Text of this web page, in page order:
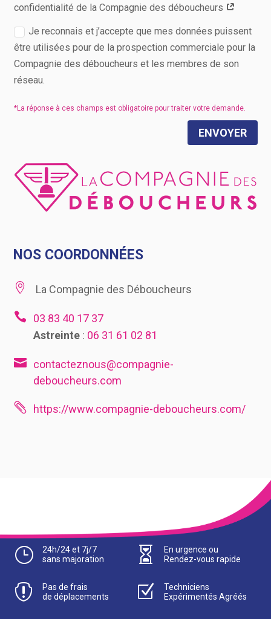
confidentialité de la Compagnie des déboucheurs
Je reconnais et j’accepte que mes données puissent
être utilisées pour de la prospection commerciale pour la
Compagnie des déboucheurs et les membres de son
réseau.
ENVOYER
NOS COORDONNÉES
 La Compagnie des Déboucheurs

03 83 40 17 37
Astreinte: 06 31 61 02 81
 contacteznous@compagnie-
deboucheurs.com
 https://www.compagnie-deboucheurs.com/
}
24h/24 et 7j/7
sans majoration

En urgence ou
Rendez-vous rapide

Pas de frais
de déplacements
Z
Techniciens
Expérimentés Agréés